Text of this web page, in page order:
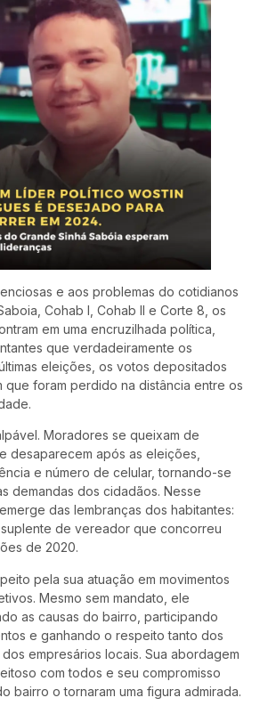
e aos problemas do cotidianos
Cohab I, Cohab II e Corte 8, os
em uma encruzilhada política,
que verdadeiramente os
eleições, os votos depositados
que foram perdido na distância entre os
Moradores se queixam de
desaparecem após as eleições,
e número de celular, tornando-se
demandas dos cidadãos. Nesse
das lembranças dos habitantes:
de vereador que concorreu
de 2020.
pela sua atuação em movimentos
Mesmo sem mandato, ele
as causas do bairro, participando
e ganhando o respeito tanto dos
empresários locais. Sua abordagem
com todos e seu compromisso
bairro o tornaram uma figura admirada.